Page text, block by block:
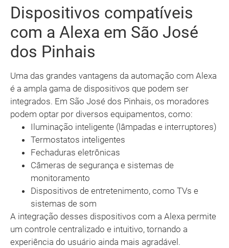
Dispositivos compatíveis
com a Alexa em São José
dos Pinhais
Uma das grandes vantagens da automação com Alexa
é a ampla gama de dispositivos que podem ser
integrados. Em São José dos Pinhais, os moradores
podem optar por diversos equipamentos, como:
Iluminação inteligente (lâmpadas e interruptores)
Termostatos inteligentes
Fechaduras eletrônicas
Câmeras de segurança e sistemas de
monitoramento
Dispositivos de entretenimento, como TVs e
sistemas de som
A integração desses dispositivos com a Alexa permite
um controle centralizado e intuitivo, tornando a
experiência do usuário ainda mais agradável.